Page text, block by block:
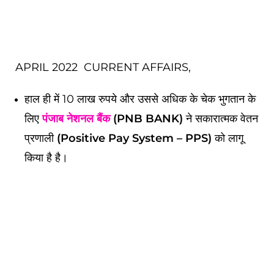
APRIL 2022 CURRENT AFFAIRS,
हाल ही में 10 लाख रुपये और उससे अधिक के चेक भुगतान के
लिएपंजाब नेशनल बैंक(PNB BANK) ने सकारात्मक वेतन
प्रणाली (Positive Pay System – PPS) को लागू
किया है है।